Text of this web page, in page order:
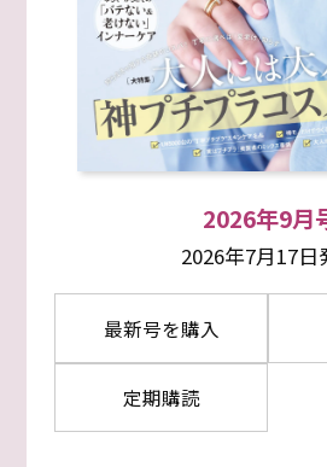
2026年9月
2026年7月17日
最新号を購入
定期購読